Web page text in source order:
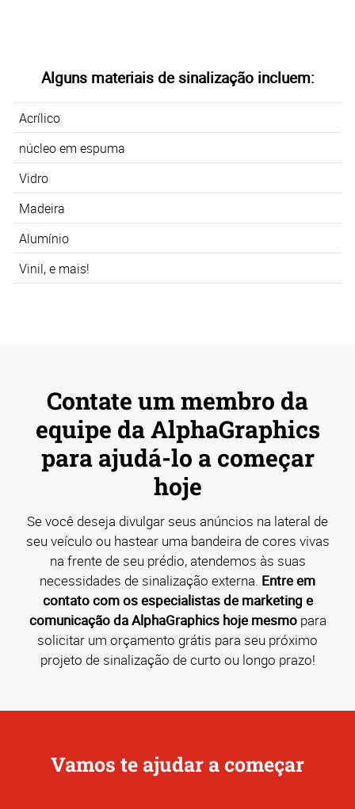
Alguns materiais de sinalização incluem:
Acrílico
núcleo em espuma
Vidro
Madeira
Alumínio
Vinil, e mais!
Contate um membro da
equipe da AlphaGraphics
para ajudá-lo a começar
hoje
Se você deseja divulgar seus anúncios na lateral de
seu veículo ou hastear uma bandeira de cores vivas
na frente de seu prédio, atendemos às suas
necessidades de sinalização externa. Entre em
contato com os especialistas de marketing e
comunicação da AlphaGraphics hoje mesmopara
solicitar um orçamento grátis para seu próximo
projeto de sinalização de curto ou longo prazo!
Vamos te ajudar a começar